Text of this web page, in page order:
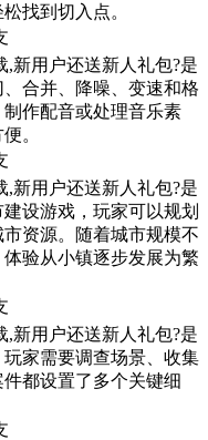
找到切入点。
,新用户还送新人礼包?是
合并、降噪、变速和格
作配音或处理音乐素
。
,新用户还送新人礼包?是
设游戏，玩家可以规划
资源。随着城市规模不
验从小镇逐步发展为繁
,新用户还送新人礼包?是
家需要调查场景、收集
都设置了多个关键细